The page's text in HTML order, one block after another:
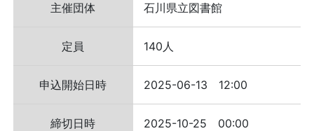
主催団体 石川県立図書館
定員 140人
申込開始日時 2025-06-13 12:00
締切日時 2025-10-25 00:00